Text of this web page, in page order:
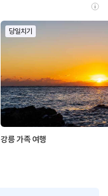
당일치기
강릉 가족 여행